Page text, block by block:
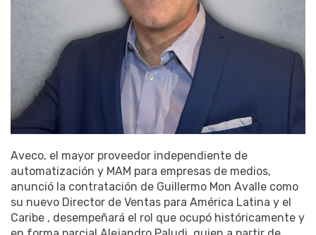
Aveco, el mayor proveedor independiente de
automatización y MAM para empresas de medios,
anunció la contratación de Guillermo Mon Avalle como
su nuevo Director de Ventas para América Latina y el
Caribe , desempeñará el rol que ocupó históricamente y